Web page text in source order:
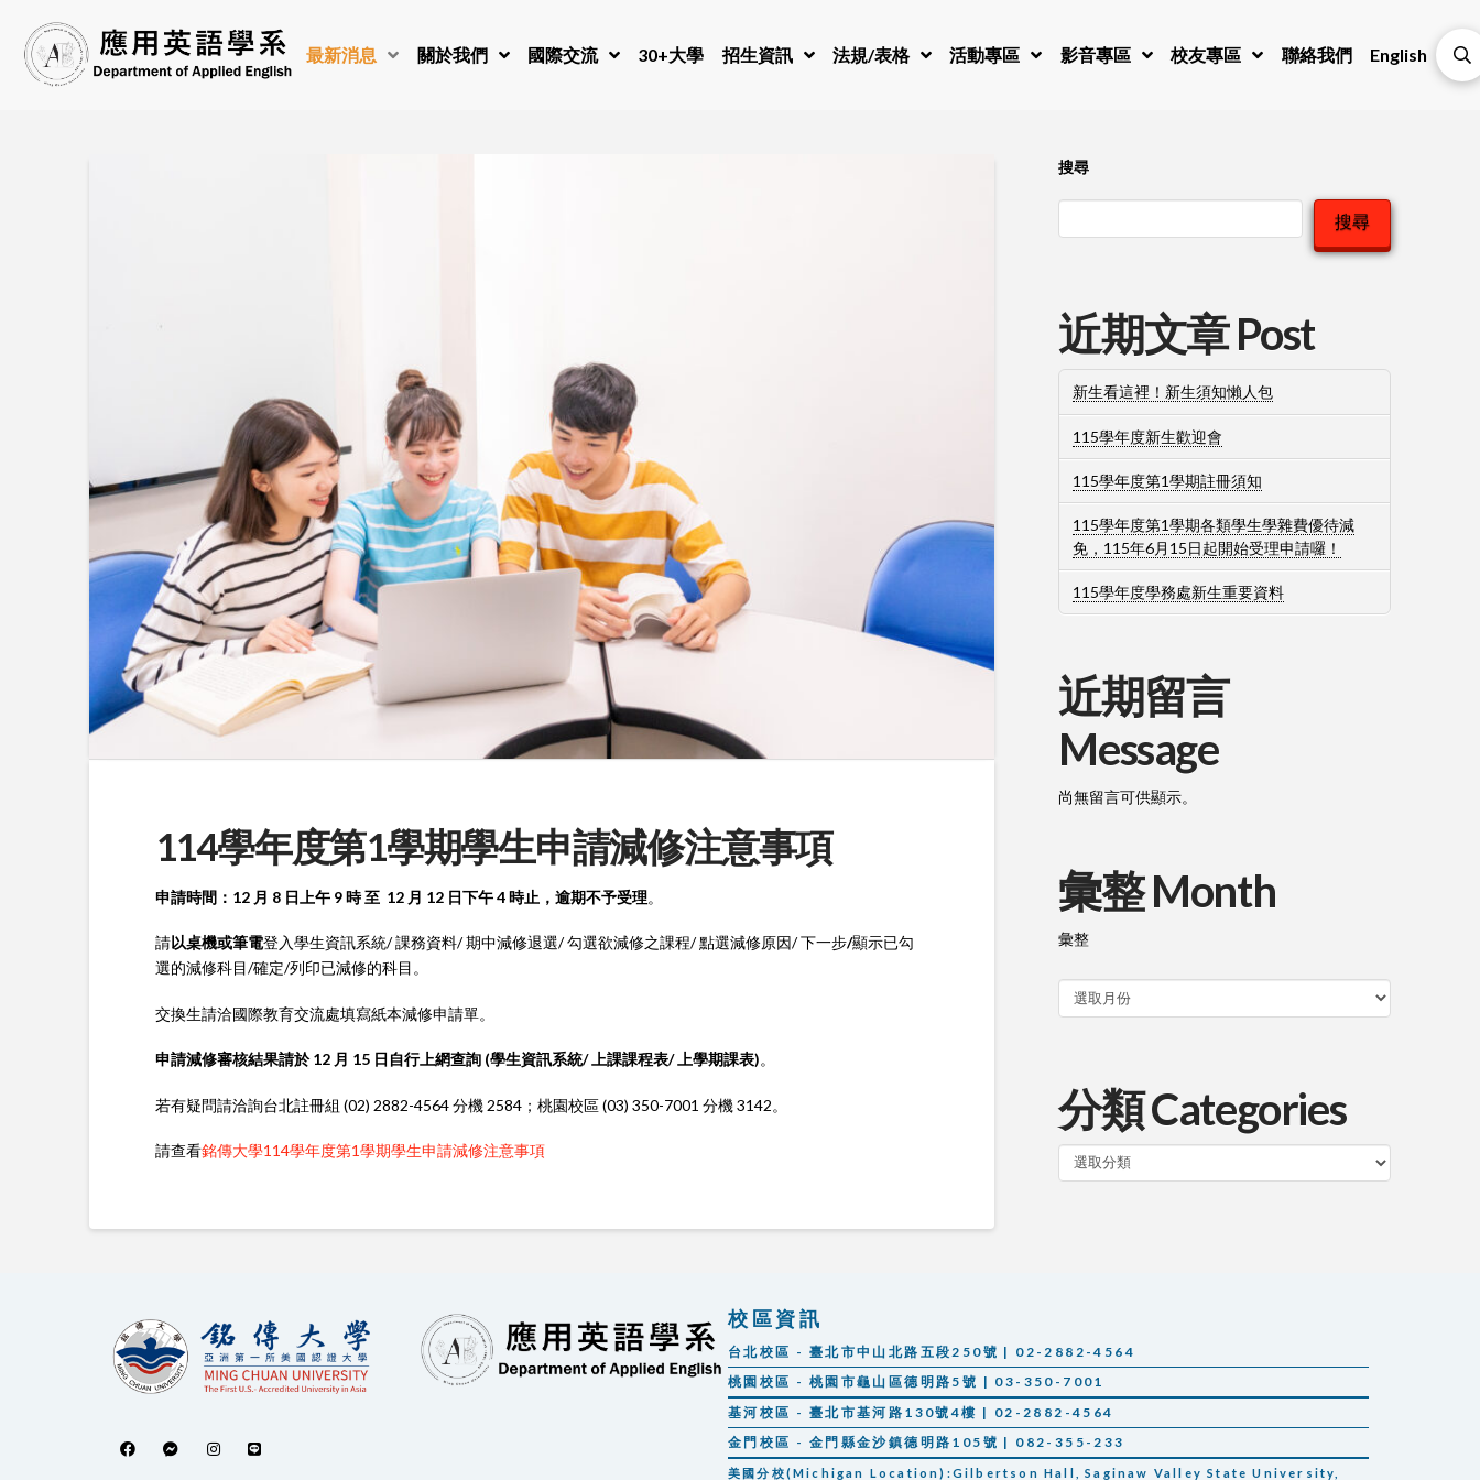
最新消息 關於我們 國際交流 30+大學 招生資訊 法規/表格 活動專區 影音專區 校友專區 聯絡我們 English
114學年度第1學期學生申請減修注意事項
申請時間：12 月 8 日上午 9 時 至 12 月 12 日下午 4 時止，逾期不予受理。
請以桌機或筆電登入學生資訊系統/ 課務資料/ 期中減修退選/ 勾選欲減修之課程/ 點選減修原因/ 下一步/顯示已勾
選的減修科目/確定/列印已減修的科目。
交換生請洽國際教育交流處填寫紙本減修申請單。
申請減修審核結果請於 12 月 15 日自行上網查詢 (學生資訊系統/ 上課課程表/ 上學期課表)。
若有疑問請洽詢台北註冊組 (02) 2882-4564 分機 2584；桃園校區 (03) 350-7001 分機 3142。
請查看銘傳大學114學年度第1學期學生申請減修注意事項
搜尋
搜尋
近期文章 Post
新生看這裡！新生須知懶人包
115學年度新生歡迎會
115學年度第1學期註冊須知
115學年度第1學期各類學生學雜費優待減
免，115年6月15日起開始受理申請囉！
115學年度學務處新生重要資料
近期留言
Message
尚無留言可供顯示。
彙整 Month
彙整
分類 Categories
類
校區資訊
台北校區 - 臺北市中山北路五段250號 | 02-2882-4564
桃園校區 - 桃園市龜山區德明路5號 | 03-350-7001
基河校區 - 臺北市基河路130號4樓 | 02-2882-4564
金門校區 - 金門縣金沙鎮德明路105號 | 082-355-233
美國分校(Michigan Location):Gilbertson Hall, Saginaw Valley State University,